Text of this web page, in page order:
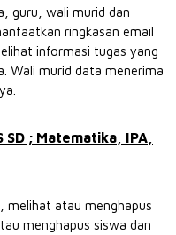
guru, wali murid dan
ringkasan email
informasi tugas yang
Wali murid data menerima
SD ; Matematika, IPA,
atau menghapus
menghapus siswa dan